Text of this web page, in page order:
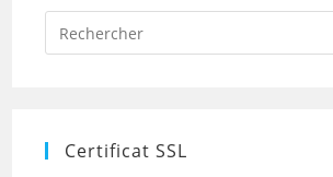
Certificat SSL